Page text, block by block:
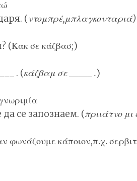
(ντομπρέ,μπλαγκονταριά)
(Κακ σε κάζβασ;)
. (κάζβαμ σε _____ .)
се запознаем. (πριιάτνο
φωνάζουμε κάποιον,π.χ.